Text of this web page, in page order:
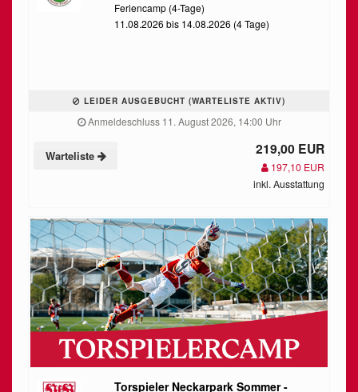
Feriencamp (4-Tage)
11.08.2026 bis 14.08.2026 (4 Tage)
LEIDER AUSGEBUCHT (WARTELISTE AKTIV)
Anmeldeschluss 11. August 2026, 14:00 Uhr
Warteliste 219,00 EUR
197,10 EUR
inkl. Ausstattung
Torspieler Neckarpark Sommer -